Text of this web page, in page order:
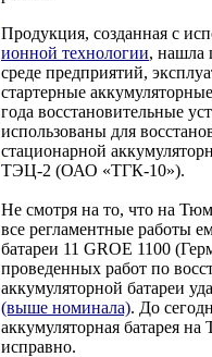
Продукция, созданная с
ионной технологии, нашла
среде предприятий,
стартерные
года восстановительные
использованы для
стационарной
ТЭЦ-2 (ОАО «ТГК-10»).
Не смотря на то, что на
все регламентные работы
батареи 11 GROE 1100
проведенных работ по
аккумуляторной батареи
(выше номинала). До
аккумуляторная батарея
исправно.